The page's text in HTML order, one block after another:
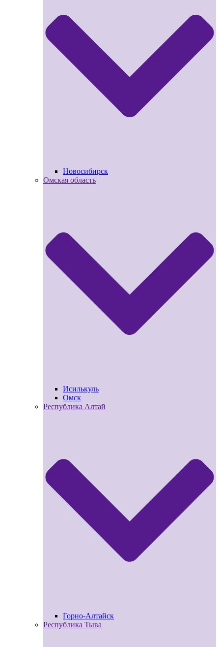
Новосибирск
Омская область
Исилькуль
Омск
Республика Алтай
Горно-Алтайск
Республика Тыва